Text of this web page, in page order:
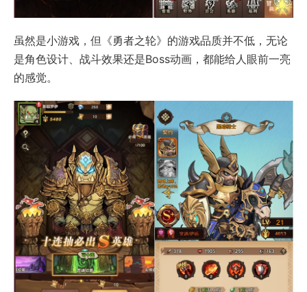
虽然是小游戏，但《勇者之轮》的游戏品质并不低，无论
是角色设计、战斗效果还是Boss动画，都能给人眼前一亮
的感觉。